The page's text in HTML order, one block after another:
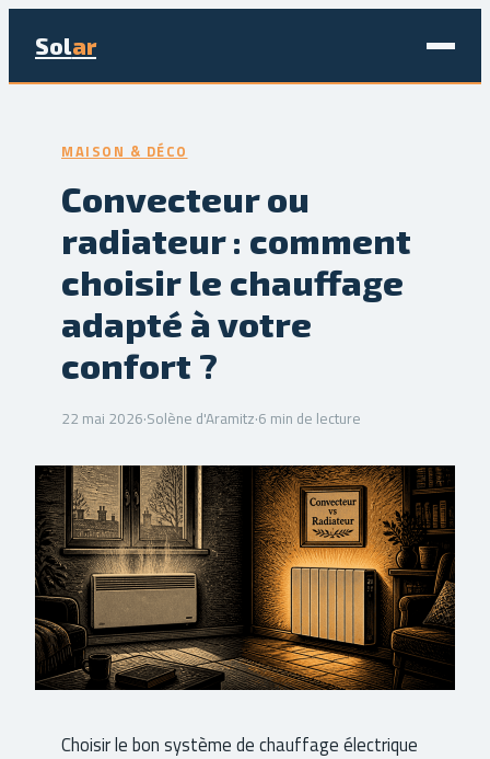
Solar
Bricolage
Écologie & Énergie
Jardinage
MAISON & DÉCO
Convecteur ou
radiateur : comment
choisir le chauffage
adapté à votre
confort ?
22 mai 2026·Solène d'Aramitz·6 min de lecture
Choisir le bon système de chauffage électrique